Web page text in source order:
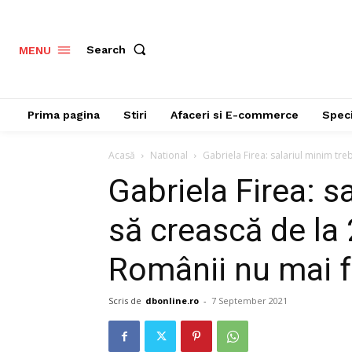
MENU Search
Prima pagina Stiri Afaceri si E-commerce
Acasă National Gabriela Firea: salariul minim
Gabriela Firea:
să crească de la
Românii nu mai
Scris de dbonline.ro - 7 September 2021